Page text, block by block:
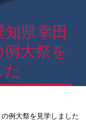
県幸田
大祭を
た
例大祭を見学しました